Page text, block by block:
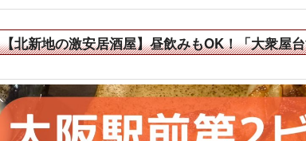
【北新地の激安居酒屋】昼飲みもOK！「大衆屋